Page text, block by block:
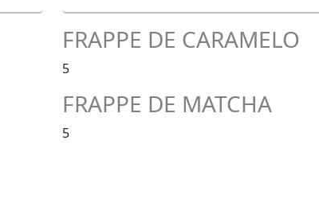
FRAPPE DE CARAMELO
5
FRAPPE DE MATCHA
5